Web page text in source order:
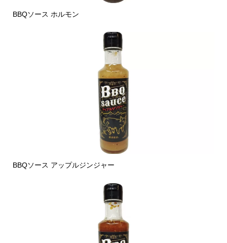
BBQソース ホルモン
BBQソース アップルジンジャー